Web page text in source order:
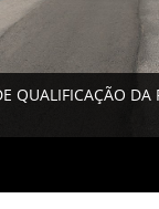
QUALIFICAÇÃO DA